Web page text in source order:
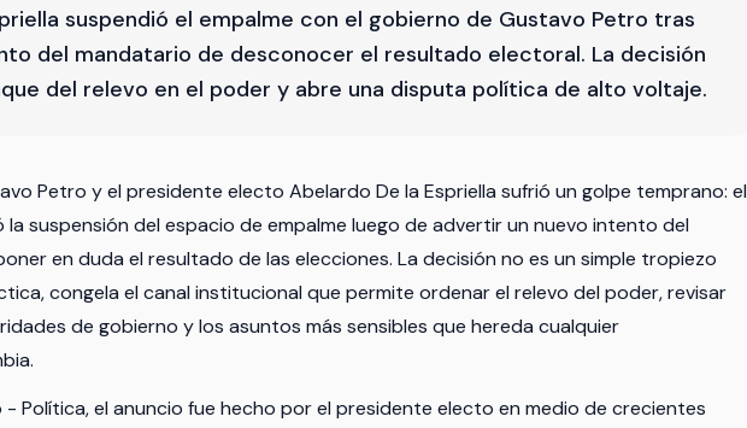
suspendió el empalme con el gobierno de Gustavo Petro tras
del mandatario de desconocer el resultado electoral. La decisión
del relevo en el poder y abre una disputa política de alto voltaje.
Petro y el presidente electo Abelardo De la Espriella sufrió un golpe temprano: el
suspensión del espacio de empalme luego de advertir un nuevo intento del
en duda el resultado de las elecciones. La decisión no es un simple tropiezo
congela el canal institucional que permite ordenar el relevo del poder, revisar
de gobierno y los asuntos más sensibles que hereda cualquier
- Política, el anuncio fue hecho por el presidente electo en medio de crecientes